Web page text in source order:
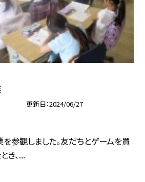
更新日 2024/06/27
参観しました。友だちとゲームを買
き、...